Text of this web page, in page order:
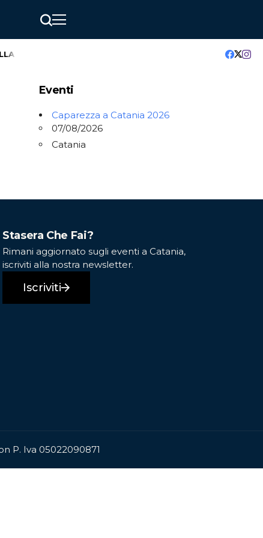
20° EDIZIONE GreenMindAI Catania: l’hackathon che
Eventi
Caparezza a Catania 2026
07/08/2026
Catania
Stasera Che Fai?
Rimani aggiornato sugli eventi a Catania,
iscriviti alla nostra newsletter.
Iscriviti
P. Iva 05022090871